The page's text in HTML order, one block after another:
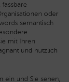
oder
semantisch
mit Ihren
und nützlich
ein und Sie sehen,